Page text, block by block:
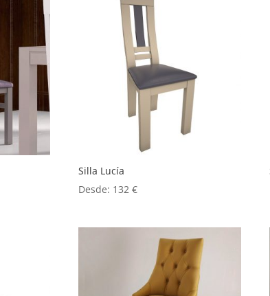
Silla Lucía
Desde: 132€